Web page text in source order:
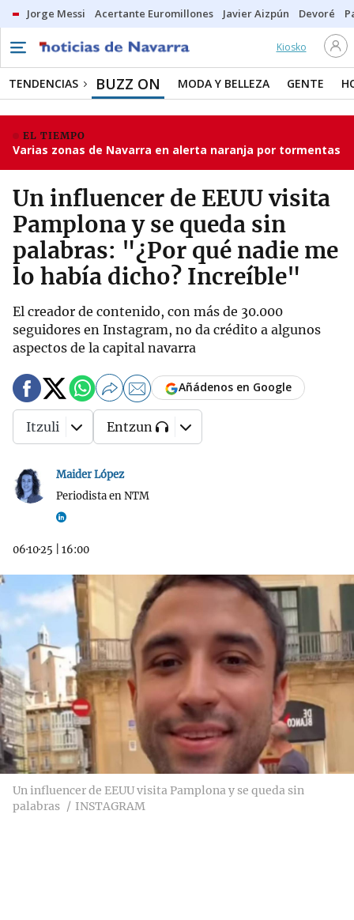
Jorge Messi Acertante Euromillones Javier Aizpún Devoré
Kiosko
TENDENCIAS BUZZ ON MODA Y BELLEZA GENTE
EL TIEMPO
Varias zonas de Navarra en alerta naranja por tormentas
Un influencer de EEUU visita
Pamplona y se queda sin
palabras: "¿Por qué nadie me
lo había dicho? Increíble"
El creador de contenido, con más de 30.000
seguidores en Instagram, no da crédito a algunos
aspectos de la capital navarra
Maider López
Periodista en NTM
06·10·25 16:00
Añádenos en Google
Itzuli Entzun
Un influencer de EEUU visita Pamplona y se queda sin
palabras
INSTAGRAM